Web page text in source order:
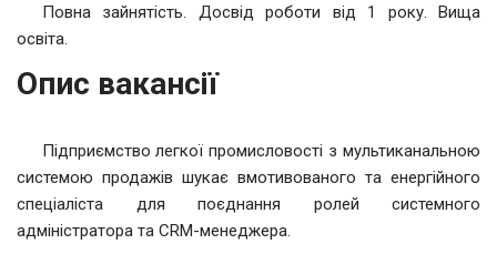
Повна зайнятість. Досвід роботи від 1 року. Вища
освіта.
Опис вакансії
Підприємство легкої промисловості з мультиканальною
системою продажів шукає вмотивованого та енергійного
спеціаліста для поєднання ролей системного
адміністратора та CRM-менеджера.